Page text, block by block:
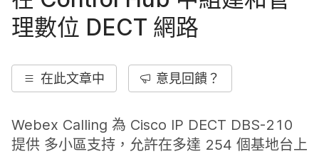
理數位 DECT 網路
在此文章中 意見回饋？
Webex Calling 為 Cisco IP DECT DBS-210
提供 多小區支持，允許在多達 254 個基地台上